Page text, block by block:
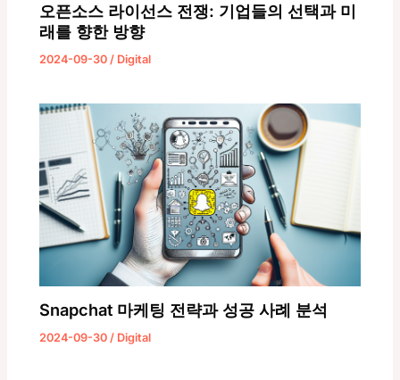
오픈소스 라이선스 전쟁: 기업들의 선택과 미
래를 향한 방향
2024-09-30/ Digital
Snapchat 마케팅 전략과 성공 사례 분석
2024-09-30 / Digital